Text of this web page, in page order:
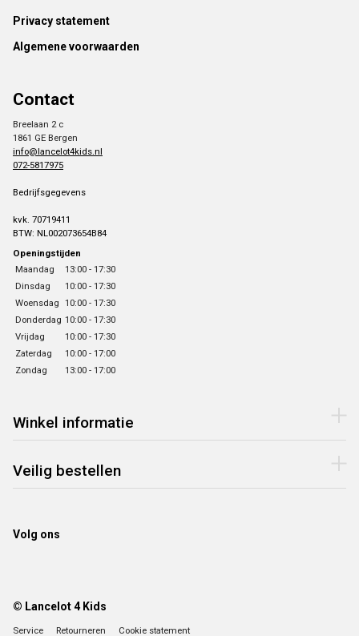
Footer
Privacy statement
Algemene voorwaarden
Contact
Breelaan 2 c
1861 GE Bergen
info@lancelot4kids.nl
072-5817975
Bedrijfsgegevens
kvk. 70719411
BTW: NL002073654B84
Openingstijden
Maandag
13:00 - 17:30
Dinsdag
10:00 - 17:30
Woensdag 10:00 - 17:30
Donderdag 10:00 - 17:30
Vrijdag
10:00 - 17:30
Zaterdag
10:00 - 17:00
Zondag
13:00 - 17:00
Winkel informatie
Veilig bestellen
Volg ons
© Lancelot 4 Kids
Service Retourneren Cookie statement